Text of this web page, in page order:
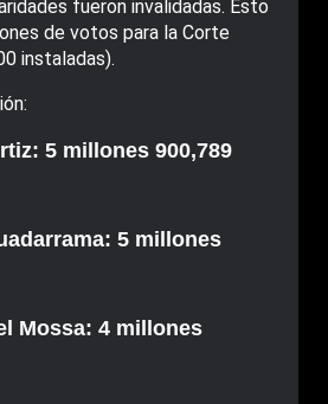
fueron invalidadas. Esto
de votos para la Corte
instaladas).
5 millones 900,789
5 millones
Mossa: 4 millones